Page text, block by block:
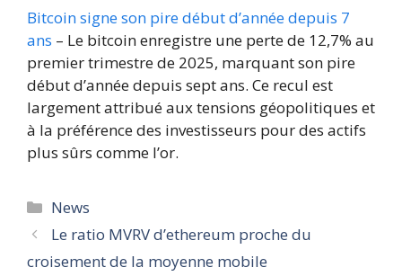
Bitcoin signe son pire début d’année depuis 7
ans – Le bitcoin enregistre une perte de 12,7% au
premier trimestre de 2025, marquant son pire
début d’année depuis sept ans. Ce recul est
largement attribué aux tensions géopolitiques et
à la préférence des investisseurs pour des actifs
plus sûrs comme l’or.
Catégories
News
Le ratio MVRV d’ethereum proche du
croisement de la moyenne mobile